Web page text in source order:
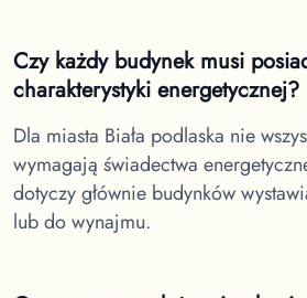
Czy każdy budynek musi
charakterystyki energetycznej?
Dla miasta Biała podlaska nie
wymagają świadectwa
dotyczy głównie budynków
lub do wynajmu.